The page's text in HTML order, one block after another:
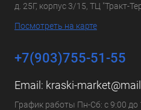
д. 25Г, корпус 3/15, ТЦ "Тракт-
Посмотреть на карте
+7(903)755-51-55
Email: kraski-
График работы Пн-Сб: с 9:00 до